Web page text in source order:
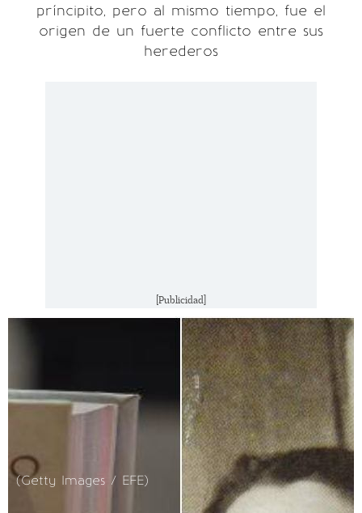
príncipito, pero al mismo tiempo, fue el
origen de un fuerte conflicto entre sus
herederos
[Publicidad]
(Getty Images / EFE)